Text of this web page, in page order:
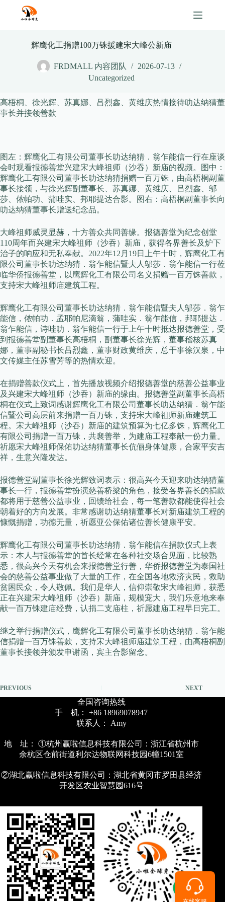
content
辉鹰化工捐赠100万铢援建宋大峰公新庙
FRDMALL 内容团队
2026-07-13
Uncategorized
高梧桐、徐光辉、苏真娜、吕烈鑫、黄维庆热情接待叻达纳猜董
事长并接领善款
图左：辉鹰化工有限公司董事长叻达纳猜．翁乍能信一行在座谈
会时观看报德善堂兴建宋大峰祖师（沙吞）新庙的视频。图中：
辉鹰化工有限公司董事长叻达纳猜捐赠一百万铢，由高梧桐副董
事长接领，与徐光辉副董事长、苏真娜、黄维庆、吕烈鑫、邬
莎、侬帕功、蒲哇实、邦耶提达合影。图右：高梧桐副董事长向
叻达纳猜董事长赠送纪念品。
大峰祖师威灵显赫，十方善众共同善缘。报德善堂为纪念创堂
110周年而兴建宋大峰祖师（沙吞）新庙，获得各界善长及炉下
治子的响应和无私奉献。2022年12月19日上午十时，辉鹰化工有
限公司董事长叻达纳猜．翁乍能信暨夫人邬莎．翁乍能信一行莅
临华侨报德善堂，以鹰辉化工有限公司名义捐赠一百万铢善款，
支持宋大峰祖师庙建筑工程。
辉鹰化工有限公司董事长叻达纳猜．翁乍能信暨夫人邬莎．翁乍
能信，侬帕功．孟耶帕尼滴翁，蒲哇实．翁乍能信，邦耶提达．
翁乍能信，诗哇叻．翁乍能信一行于上午十时抵达报德善堂，受
到报德善堂副董事长高梧桐，副董事长徐光辉，董事稽核苏真
娜，董事副秘书长吕烈鑫，董事财政黄维庆，总干事徐汉泉，中
文传媒主任苏雪芳等的热情欢迎。
在捐赠善款仪式上，首先播放视频介绍报德善堂的慈善公益事业
及兴建宋大峰祖师（沙吞）新庙的缘由。报德善堂副董事长高梧
桐在仪式上致词感谢辉鹰化工有限公司董事长叻达纳猜．翁乍能
信暨公司高层前来捐赠一百万铢，支持宋大峰祖师新庙建筑工
程。宋大峰祖师（沙吞）新庙的建筑预算为七亿多铢，辉鹰化工
有限公司捐赠一百万铢，共襄善举，为建庙工程奉献一份力量。
祈愿宋大峰祖师保佑叻达纳猜董事长伉俪身体健康，合家平安吉
祥，生意兴隆发达。
报德善堂副董事长徐光辉致词表示：很高兴今天迎来叻达纳猜董
事长一行，报德善堂扮演慈善桥梁的角色，接受各界善长的捐款
都将用于慈善公益事业，回馈给社会，每一笔善款都能使得社会
朝着好的方向发展。非常感谢叻达纳猜董事长对新庙建筑工程的
慷慨捐赠，功德无量，祈愿亚公保佑诸位善长健康平安。
辉鹰化工有限公司董事长叻达纳猜．翁乍能信在捐款仪式上表
示：本人与报德善堂的首长经常在各种社交场合见面，比较熟
悉，很高兴今天有机会来报德善堂行善，华侨报德善堂为泰国社
会的慈善公益事业做了大量的工作，在全国各地救济灾民，救助
贫困民众，令人敬佩。我们是华人，信仰崇敬宋大峰祖师，获悉
正在兴建宋大峰祖师（沙吞）新庙，规模宠大，我们乐意地来奉
献一百万铢建庙经费，认捐二支庙柱，祈愿建庙工程早日完工。
继之举行捐赠仪式，鹰辉化工有限公司董事长叻达纳猜．翁乍能
信捐赠一百万铢善款，支持宋大峰祖师庙建筑工程，由高梧桐副
董事长接领并颁发申谢函，宾主合影留念。
PREVIOUS NEXT
全国咨询热线
手 机： +86 18969078947
联系人： Amy
地 址： ①杭州赢啦信息科技有限公司：浙江省杭州市
余杭区仓前街道利尔达物联网科技园6幢1501室
②湖北赢啦信息科技有限公司：湖北省黄冈市罗田县经济
开发区农业智慧园616号